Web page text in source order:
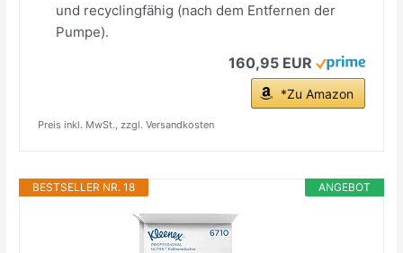
und recyclingfähig (nach dem Entfernen der
Pumpe).
160,95 EUR
*Zu Amazon
Preis inkl. MwSt., zzgl. Versandkosten
ANGEBOT
BESTSELLER NR. 18